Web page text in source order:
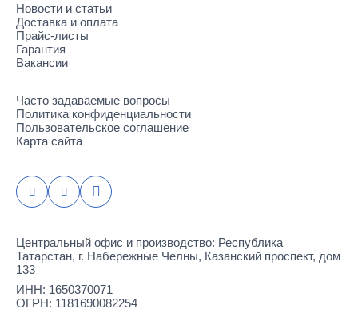
Новости и статьи
Доставка и оплата
Прайс-листы
Гарантия
Вакансии
Часто задаваемые вопросы
Политика конфиденциальности
Пользовательское соглашение
Карта сайта
Центральный офис и производство: Республика
Татарстан, г. Набережные Челны, Казанский проспект, дом
133
ИНН: 1650370071
ОГРН: 1181690082254